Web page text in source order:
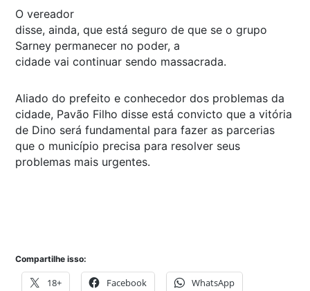
O vereador
disse, ainda, que está seguro de que se o grupo
Sarney permanecer no poder, a
cidade vai continuar sendo massacrada.
Aliado do prefeito e conhecedor dos problemas da
cidade, Pavão Filho disse está convicto que a vitória
de Dino será fundamental para fazer as parcerias
que o município precisa para resolver seus
problemas mais urgentes.
Compartilhe isso:
18+ Facebook WhatsApp